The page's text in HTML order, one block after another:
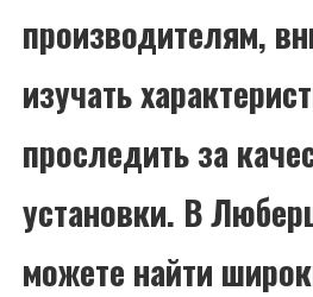
производителям,
изучать
проследить за
установки. В
можете найти